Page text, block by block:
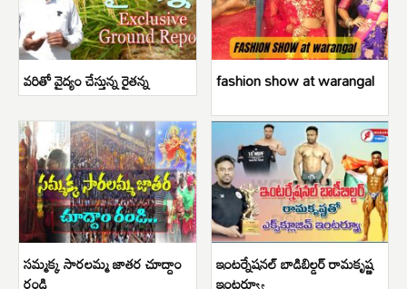
వరితో వైద్యం చేస్తున్న రైతన్న fashion show at warangal
సమ్మక్క సారలమ్మ జాతర చూద్దాం
రండి
ఇంటర్నేషనల్ బాడిబిల్డర్ రామకృష్ణ
ఇంటర్వ్యూ